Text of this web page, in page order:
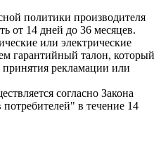
политики производителя
от 14 дней до 36 месяцев.
или электрические
гарантийный талон, который
принятия рекламации или
согласно Закона
в течение 14